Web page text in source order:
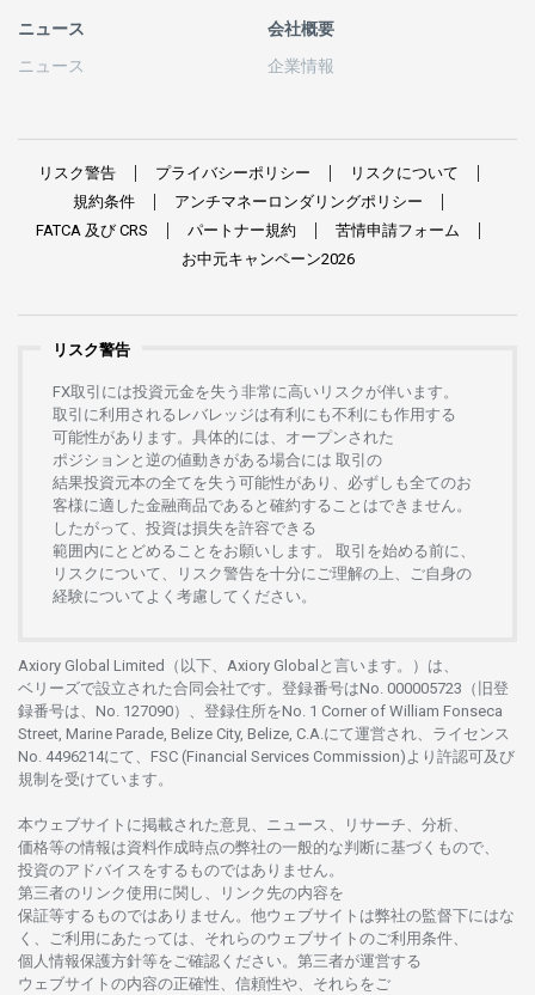
ニュース
ニュース
会社概要
企業情報
リスク警告 プライバシーポリシー
リスクについて
規約条件
アンチマネーロンダリングポリシー
FATCA 及び CRS パートナー規約 苦情申請フォーム
お中元キャンペーン2026
リスク警告
FX取引には投資元金を失う 非常に高い リスクが伴います。
取引に利用さ れる レバレッジは有利にも不利にも作用する
可能性があります。 具体的には、 オープンさ れた
ポジションと 逆の値動きがある場合には 取引の
結果投資元本の全てを失う 可能性があり、 必ずしも全てのお
客様に適した金融商品であると 確約することはできません。
したがって、 投資は損失を許容できる
範囲内にとどめることをお願いします。 取引を始める前に、
リスクについて、
リスク警告を十分にご理解の上、 ご自身の
経験についてよく 考慮してください。
Axiory Global Limited（以下、Axiory Globalと言います。）は、
ベリーズで設立さ れた合同会社です。 登録番号はNo. 000005723（旧登
録番号は、No. 127090）、 登録住所をNo. 1 Corner of William Fonseca
Street, Marine Parade, Belize City, Belize, C.A.にて運営さ れ、 ライセンス
No. 4496214にて、FSC (Financial Services Commission)より 許認可及び
規制を受けています。
本ウェブサイトに掲載さ れた意見、ニュース、リサーチ、分析、
価格等の情報は資料作成時点の弊社の一般的な判断に基づくもので、
投資のアドバイスをするものではありません。
第三者の リンク使用に関し、 リンク先の内容を
保証等するものではありません。 他ウェブサイトは弊社の監督下にはな
く、 ご利用にあたっては、 それらのウェブサイトのご利用条件、
個人情報保護方針等をご確認ください。 第三者が運営する
ウェブサイトの内容の正確性、信頼性や、それらをご